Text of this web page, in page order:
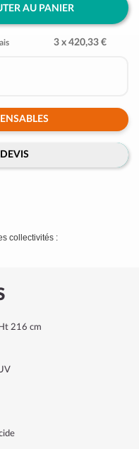
216 cm
AU PANIER
3 x 420,33 €
collectivités :